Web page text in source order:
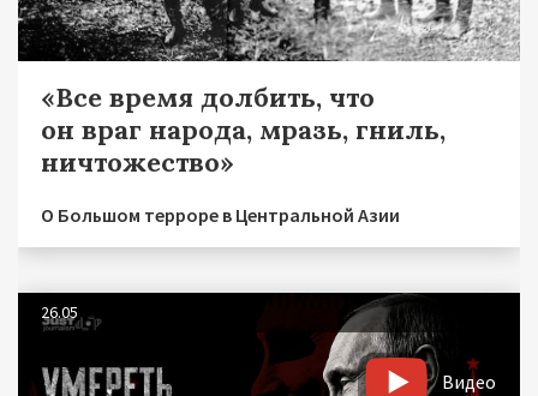
«Все время долбить, что
он враг народа, мразь, гниль,
ничтожество»
О Большом терроре в Центральной Азии
26.05
Видео